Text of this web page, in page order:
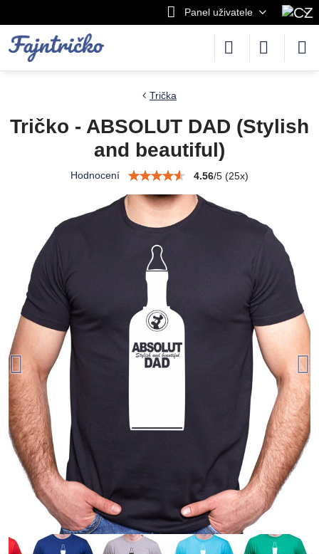
Panel uživatele
Trička
Tričko - ABSOLUT DAD (Stylish
and beautiful)
Hodnocení 4.56/5 (25x)